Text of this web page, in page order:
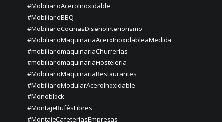
#MobiliarioAceroInoxidable
#MobiliarioBBQ
#MobiliarioCocinasDiseñoInteriorismo
#MobiliarioMaquinariaAceroInoxidableaMedida
#mobiliariomaquinariaChurrerías
#mobiliariomaquinariaHosteleria
#MobiliarioMaquinariaRestaurantes
#MobiliarioModularAceroInoxidable
#Monoblock
#MontajeBufésLibres
#MontajeCafeteríasEmpresas